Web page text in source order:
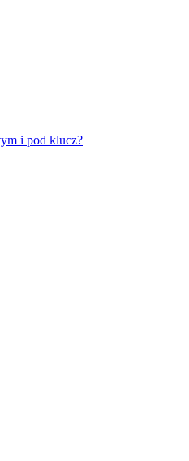
i pod klucz?